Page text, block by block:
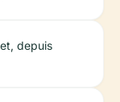
depuis